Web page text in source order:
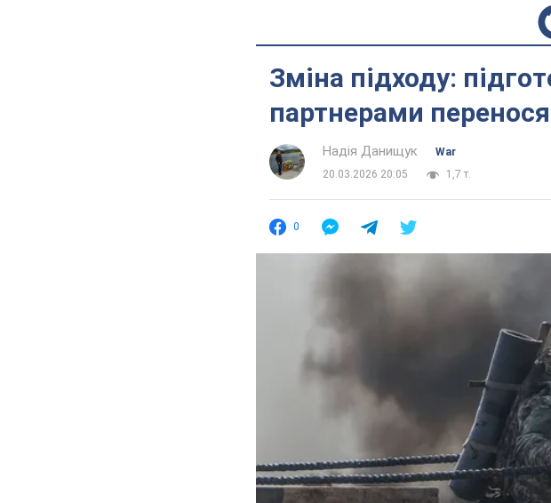
Зміна підходу:
партнерами
Надія Данищук
War
20.03.2026 20:05
1,7 т.
0